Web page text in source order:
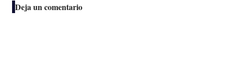
Deja un comentario